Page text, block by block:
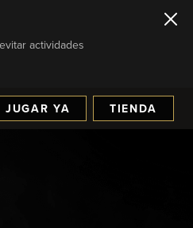
actividades
JUGAR YA TIENDA